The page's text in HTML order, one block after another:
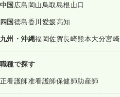
中国広島岡山鳥取島根山口
四国徳島香川愛媛高知
九州・沖縄福岡佐賀長崎熊本大分宮崎
職種で探す
正看護師准看護師保健師助産師